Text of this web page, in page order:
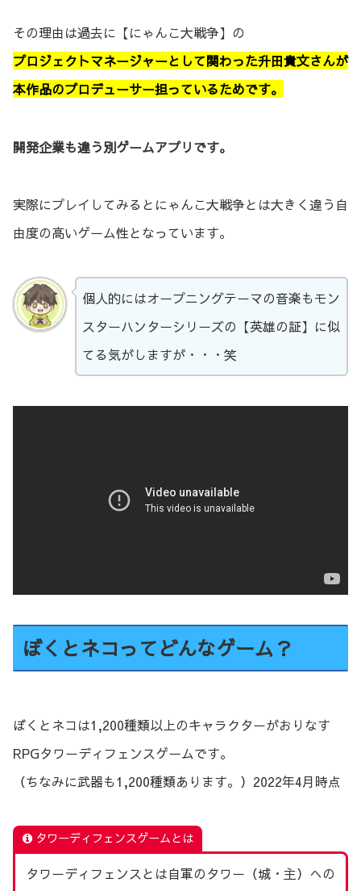
その理由は過去に【にゃんこ大戦争】の
プロジェクトマネージャーとして関わった升田貴文さんが
本作品のプロデューサー担っているためです。
開発企業も違う別ゲームアプリです。
実際にプレイしてみるとにゃんこ大戦争とは大きく違う自
由度の高いゲーム性となっています。
個人的にはオープニングテーマの音楽もモン
スターハンターシリーズの【英雄の証】に似
てる気がしますが・・・笑
ぼくとネコってどんなゲーム？
ぼくとネコは1,200種類以上のキャラクターがおりなす
RPGタワーディフェンスゲームです。
（ちなみに武器も1,200種類あります。）2022年4月時点
タワーディフェンスゲームとは
タワーディフェンスとは自軍のタワー（城・主）への